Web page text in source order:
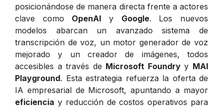
posicionándose de manera directa frente a actores
clave como OpenAI y Google. Los nuevos
modelos abarcan un avanzado sistema de
transcripción de voz, un motor generador de voz
mejorado y un creador de imágenes, todos
accesibles a través de Microsoft Foundryy MAI
Playground. Esta estrategia refuerza la oferta de
IA empresarial de Microsoft, apuntando a mayor
eficiencia y reducción de costos operativos para